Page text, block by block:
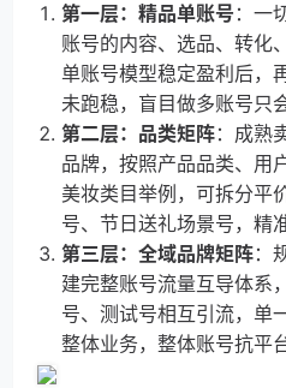
第一层：精品单账号 ：一
账号的内容、选品、转化
单账号模型稳定盈利后，
未跑稳，盲目做多账号只
第二层：品类矩阵：成熟
品牌，按照产品品类、用
美妆类目举例，可拆分平
号、节日送礼场景号，精
第三层：全域品牌矩阵：
建完整账号流量互导体系
号、测试号相互引流，单
整体业务，整体账号抗平